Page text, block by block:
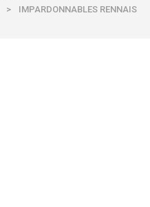
> IMPARDONNABLES RENNAIS